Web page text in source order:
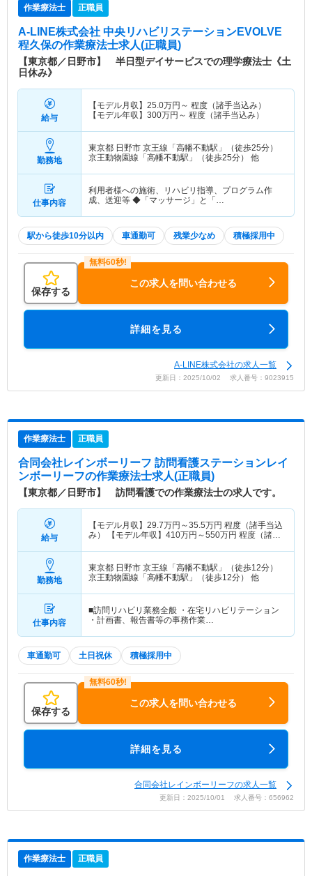
作業療法士 正職員
A-LINE株式会社 中央リハビリステーションEVOLVE
程久保の作業療法士求人(正職員)
【東京都／日野市】 半日型デイサービスでの理学療法士《土
日休み》
給与
【モデル月収】 25.0万円～ 程度（諸手当込み）
【モデル年収】 300万円～ 程度（諸手当込み）
勤務地
東京都 日野市 京王線「高幡不動駅」（徒歩25分）
京王動物園線「高幡不動駅」（徒歩25分） 他
仕事内容
利用者様への施術、リハビリ指導、プログラム作
成、送迎等 ◆「マッサージ」と「…
駅から徒歩10分以内 車通勤可 残業少なめ 積極採用中
保存する
この求人を問い合わせる
詳細を見る
A-LINE株式会社の求人一覧
更新日：2025/10/02 求人番号：9023915
作業療法士 正職員
合同会社レインボーリーフ 訪問看護ステーションレイ
ンボーリーフの作業療法士求人(正職員)
【東京都／日野市】 訪問看護での作業療法士の求人です。
給与
【モデル月収】 29.7万円～35.5万円 程度（諸手当込
み） 【モデル年収】 410万円～550万円 程度（諸手
勤務地
東京都 日野市 京王線「高幡不動駅」（徒歩12分）
京王動物園線「高幡不動駅」（徒歩12分） 他
仕事内容
■訪問リハビリ業務全般 ・在宅リハビリテーション
・計画書、報告書等の事務作業…
車通勤可 土日祝休 積極採用中
保存する
この求人を問い合わせる
詳細を見る
合同会社レインボーリーフの求人一覧
更新日：2025/10/01 求人番号：656962
作業療法士 正職員